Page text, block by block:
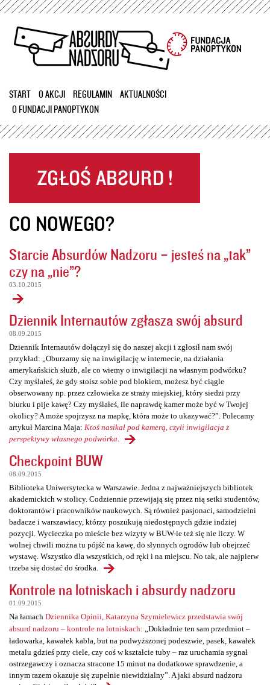
Przejdź
treści
START O AKCJI REGULAMIN
AKTUALNOŚCI
O FUNDACJI PANOPTYKON
CO NOWEGO?
Starcie Absurdów Nadzoru – jesteś na „tak”
czy na „nie”?
03.10.2015
Dziennik Internautów zgłasza swój absurd
08.09.2015
Dziennik Internautów dołączył się do naszej akcji i zgłosił nam swój
przykład: „Oburzamy się na inwigilację w internecie, na działania
amerykańskich służb, ale co wiemy o inwigilacji na własnym podwórku?
Czy myślałeś, że gdy stoisz sobie pod blokiem, możesz być ciągle
obserwowany np. przez człowieka ze straży miejskiej, który siedzi przy
biurku i pije kawę? Czy myślałeś, ile naprawdę kamer może być w Twojej
okolicy? A może spojrzysz na mapkę, która może to ukazywać?”. Polecamy
artykuł Marcina Maja: Ktoś nasikał pod kamerą, czyli inwigilacja z
perspektywy własnego podwórka
Checkpoint BUW
08.09.2015
Biblioteka Uniwersytecka w Warszawie. Jedna z najważniejszych bibliotek
akademickich w stolicy. Codziennie przewijają się przez nią setki studentów,
doktorantów i pracowników naukowych. Są również pasjonaci, samodzielni
badacze i warszawiacy, którzy poszukują niedostępnych gdzie indziej
pozycji. Wycieczka po mieście bez wizyty w BUW-ie też się nie liczy. W
wolnej chwili można tu pójść na kawę, do słynnych ogrodów lub obejrzeć
wystawę. Wszystko dla wszystkich, od ręki i na miejscu. No tak, ale najpierw
trzeba się dostać do środka.
Kontrole na lotniskach i absurdy nadzoru
01.09.2015
Na łamach Dziennika Opinii, Katarzyna Szymielewicz przedstawia swój
absurd nadzoru – kontrole na lotniskach: „Dokładnie ten sam przedmiot –
ładowarka, kawałek kabla, but na podwyższonej podeszwie, pasek, kawałek
metalu gdzieś przy ciele, czy coś w kształcie tuby – raz uruchamia sygnał
ostrzegawczy i oznacza stracone 15 minut na dodatkowe sprawdzenie, a
innym razem okazuje się zupełnie niewidzialny”. A jaki absurd nadzoru